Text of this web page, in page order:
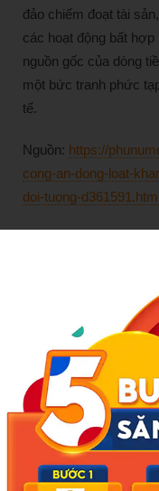
đảo chiếm đoạt tài
các hoạt động bất
nguồn gốc của dòng
một bức tranh phức
tế.
Nguồn: https://
cong-an-dong-loat-
doi-tuong-d361591.html
Bão số 3
đất liền vẫn
Cảnh báo
bẫy’ tinh vi